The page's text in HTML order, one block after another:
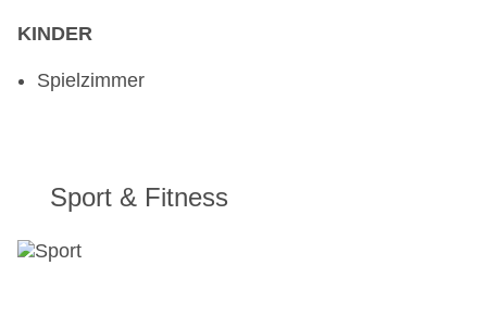
KINDER
Spielzimmer
Sport & Fitness